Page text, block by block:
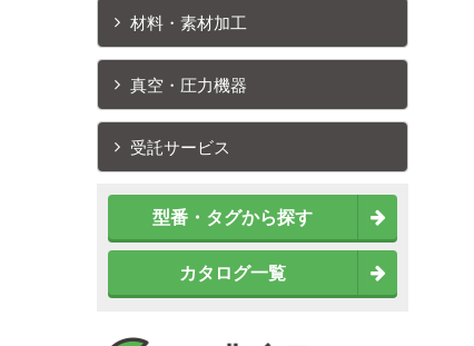
材料・素材加工
真空・圧力機器
受託サービス
型番・タグから探す
カタログ一覧